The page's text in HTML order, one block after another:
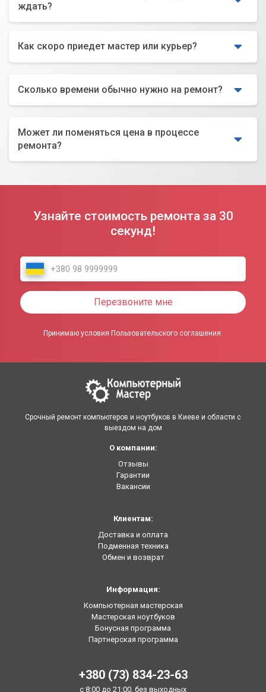
ждать?
Как скоро приедет мастер или курьер?
Сколько времени обычно нужно на ремонт?
Может ли поменяться цена в процессе
ремонта?
Узнайте стоимость ремонта за 30
секунд!
Перезвоните мне
Принимаю условия Пользовательского соглашения.
Срочный ремонт компьютеров и ноутбуков в Киеве и области с
выездом на дом
О компании:
Отзывы
Гарантии
Вакансии
Клиентам:
Доставка и оплата
Подменная техника
Обмен и возврат
Информация:
Компьютерная мастерская
Мастерская ноутбуков
Бонусная программа
Партнерская программа
+380 (73) 834-23-63
с 8:00 до 21:00, без выходных